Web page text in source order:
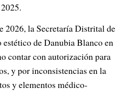
2026, la Secretaría Distrital de
de Danubia Blanco en
contar con autorización para
y por inconsistencias en la
y elementos médico-